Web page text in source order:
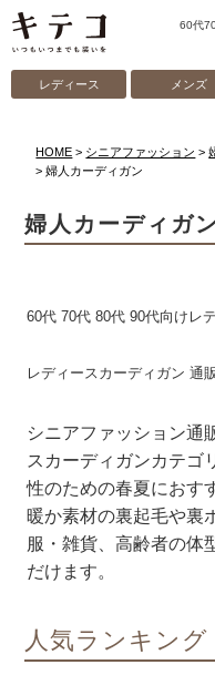
60代
レディース メンズ
HOME シニアファッション
婦人カーディガン
婦人カーディガン
60代 70代 80代 90代向けレ
レディースカーディガン 通販
シニアファッション通
スカーディガンカテゴ
性のための春夏におす
暖か素材の裏起毛や裏
服・雑貨、高齢者の体
だけます。
人気ランキング